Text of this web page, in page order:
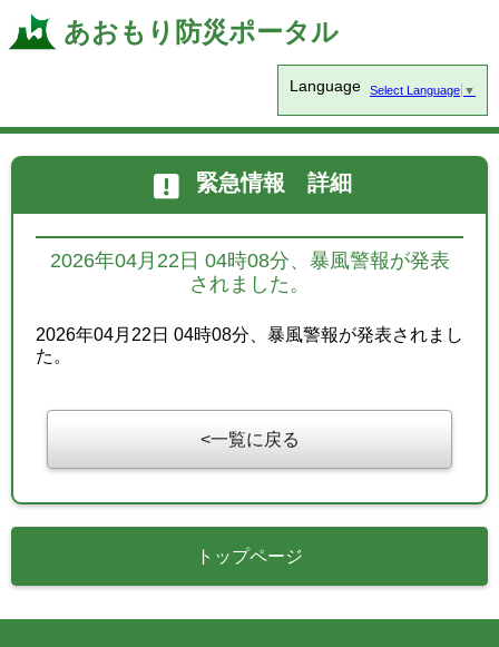
あおもり防災ポータル
Language Select Language ▼
緊急情報 詳細
2026年04月22日 04時08分、暴風警報が発表
されました。
2026年04月22日 04時08分、暴風警報が発表されまし
た。
一覧に戻る
トップページ